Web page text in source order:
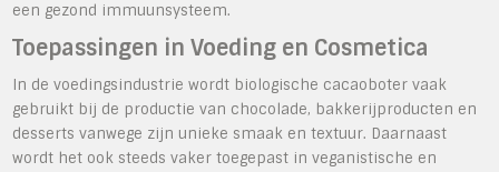
een gezond immuunsysteem.
Toepassingen in Voeding en Cosmetica
In de voedingsindustrie wordt biologische cacaoboter vaak
gebruikt bij de productie van chocolade, bakkerijproducten en
desserts vanwege zijn unieke smaak en textuur. Daarnaast
wordt het ook steeds vaker toegepast in veganistische en